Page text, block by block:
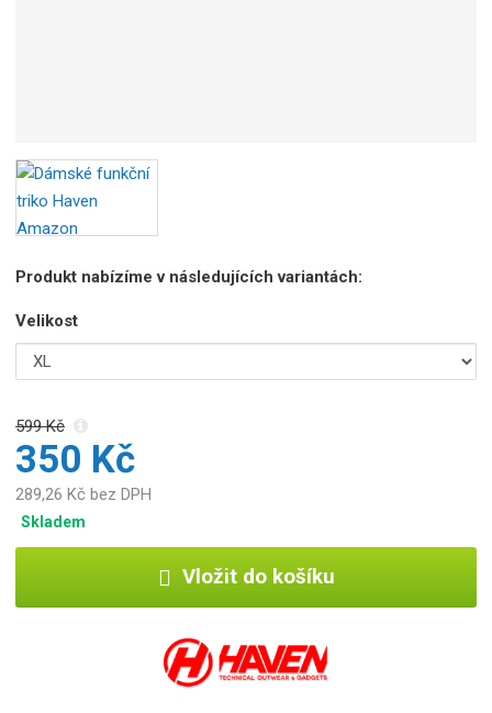
Produkt nabízíme v následujících variantách:
Velikost
599 Kč
350 Kč
289,26 Kč bez DPH
Skladem
Vložit do košíku